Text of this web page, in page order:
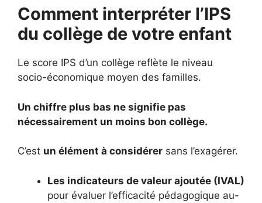
Comment interpréter l’IPS
du collège de votre enfant
Le score IPS d’un collège reflète le niveau
socio-économique moyen des familles.
Un chiffre plus bas ne signifie pas
nécessairement un moins bon collège.
C’est un élément à considérer sans l’exagérer.
Les indicateurs de valeur ajoutée (IVAL)
pour évaluer l’efficacité pédagogique au-